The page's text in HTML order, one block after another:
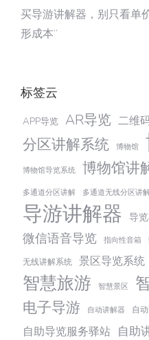
买导游讲解器，别只看
形成本”
标签云
APP导览 AR导览 二维
分区讲解系统 博物馆
博物馆导览系统 博物馆讲
多通道分区讲解 多通道无线分区讲
导游讲解器 导
微信语音导览 指向性音箱
无线讲解系统 景区导览系统
智慧旅游 智慧景区
电子导游 自动讲解器 自
自助导览服务驿站 自助